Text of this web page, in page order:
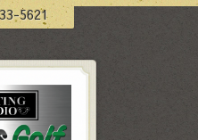
5621